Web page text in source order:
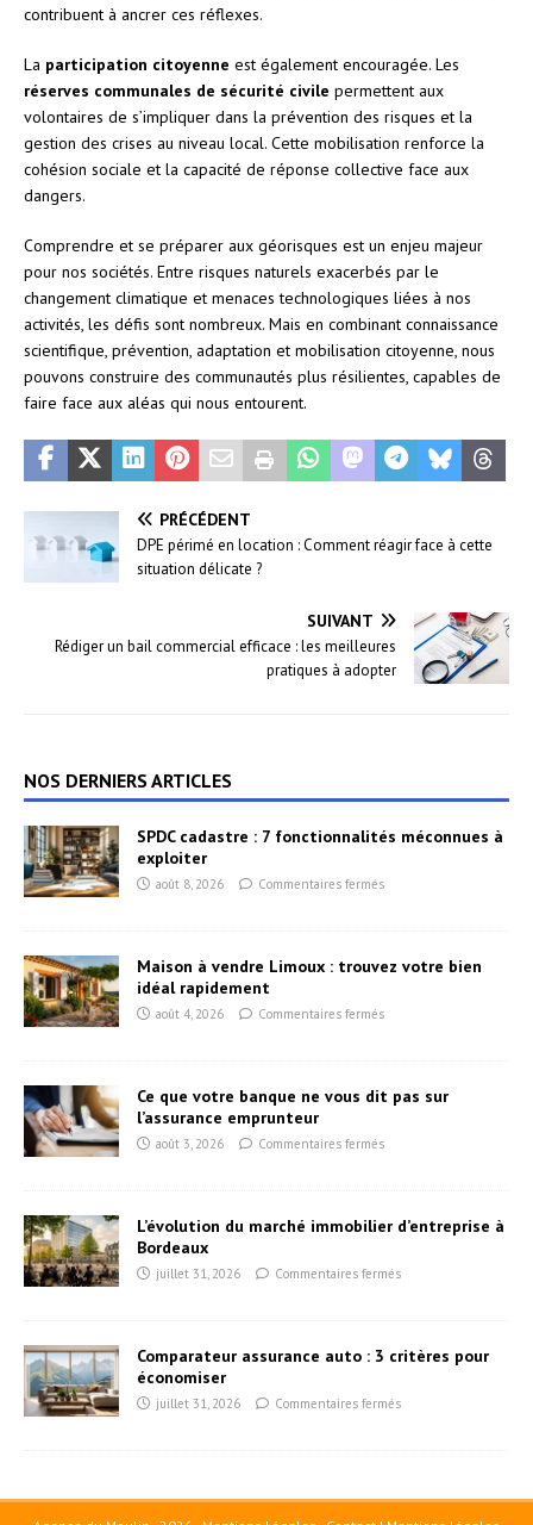
contribuent à ancrer ces réflexes.
La participation citoyenne est également encouragée. Les
réserves communales de sécurité civile permettent aux
volontaires de s’impliquer dans la prévention des risques et la
gestion des crises au niveau local. Cette mobilisation renforce la
cohésion sociale et la capacité de réponse collective face aux
dangers.
Comprendre et se préparer aux géorisques est un enjeu majeur
pour nos sociétés. Entre risques naturels exacerbés par le
changement climatique et menaces technologiques liées à nos
activités, les défis sont nombreux. Mais en combinant connaissance
scientifique, prévention, adaptation et mobilisation citoyenne, nous
pouvons construire des communautés plus résilientes, capables de
faire face aux aléas qui nous entourent.
PRÉCÉDENT
DPE périmé en location : Comment réagir face à cette
situation délicate ?
SUIVANT
Rédiger un bail commercial efficace : les meilleures
pratiques à adopter
NOS DERNIERS ARTICLES
SPDC cadastre : 7 fonctionnalités méconnues à
exploiter
août 8, 2026 Commentaires fermés
Maison à vendre Limoux : trouvez votre bien
idéal rapidement
août 4, 2026 Commentaires fermés
Ce que votre banque ne vous dit pas sur
l’assurance emprunteur
août 3, 2026 Commentaires fermés
L’évolution du marché immobilier d’entreprise à
Bordeaux
juillet 31, 2026 Commentaires fermés
Comparateur assurance auto : 3 critères pour
économiser
juillet 31, 2026 Commentaires fermés